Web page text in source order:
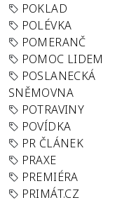
POKLAD
POLÉVKA
POMERANČ
POMOC LIDEM
POSLANECKÁ
SNĚMOVNA
POTRAVINY
POVÍDKA
PR ČLÁNEK
PRAXE
PREMIÉRA
PRIMÁT.CZ